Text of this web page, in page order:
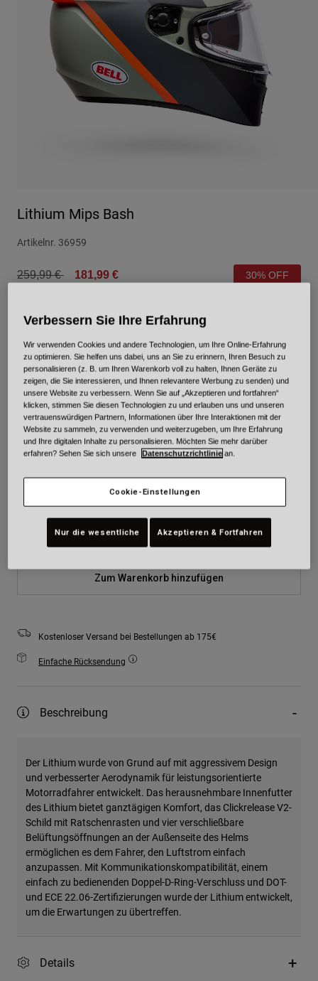
Adventure
Ersatzteile
Urban
Ersatzteile
Lithium Mips Bash
Artikelnr. 36959
Price reduced from
259,99 €to 181,99 € 30% OFF
Farben - Grau/Orange
ausgewählt
Größe Größentabelle
XS S M L XL 2XL
3XL
Zum Warenkorb hinzufügen
Kostenloser Versand bei Bestellungen ab 175€
Einfache Rücksendung
Beschreibung
Der Lithium wurde von Grund auf mit aggressivem Design
und verbesserter Aerodynamik für leistungsorientierte
Motorradfahrer entwickelt. Das herausnehmbare Innenfutter
des Lithium bietet ganztägigen Komfort, das Clickrelease V2-
Schild mit Ratschenrasten und vier verschließbare
Belüftungsöffnungen an der Außenseite des Helms
ermöglichen es dem Fahrer, den Luftstrom einfach
anzupassen. Mit Kommunikationskompatibilität, einem
einfach zu bedienenden Doppel-D-Ring-Verschluss und DOT-
und ECE 22.06-Zertifizierungen wurde der Lithium entwickelt,
um die Erwartungen zu übertreffen.
Details
Verbessern Sie Ihre Erfahrung
Wir verwenden Cookies und andere Technologien, um Ihre Online-Erfahrung
zu optimieren. Sie helfen uns dabei, uns an Sie zu erinnern, Ihren Besuch zu
personalisieren (z. B. um Ihren Warenkorb voll zu halten, Ihnen Geräte zu
zeigen, die Sie interessieren, und Ihnen relevantere Werbung zu senden) und
unsere Website zu verbessern. Wenn Sie auf „Akzeptieren und fortfahren“
klicken, stimmen Sie diesen Technologien zu und erlauben uns und unseren
vertrauenswürdigen Partnern, Informationen über Ihre Interaktionen mit der
Website zu sammeln, zu verwenden und weiterzugeben, um Ihre Erfahrung
und Ihre digitalen Inhalte zu personalisieren. Möchten Sie mehr darüber
erfahren? Sehen Sie sich unsere
Datenschutzrichtlinie an.
Cookie-Einstellungen
Nur die wesentliche Akzeptieren & Fortfahren